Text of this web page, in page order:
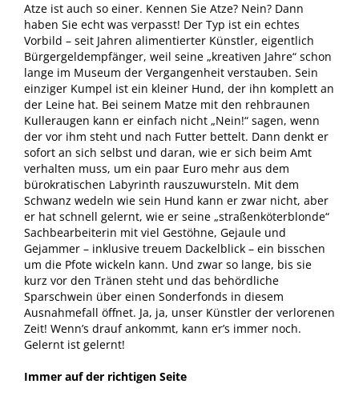
Atze ist auch so einer. Kennen Sie Atze? Nein? Dann
haben Sie echt was verpasst! Der Typ ist ein echtes
Vorbild – seit Jahren alimentierter Künstler, eigentlich
Bürgergeldempfänger, weil seine „kreativen Jahre“ schon
lange im Museum der Vergangenheit verstauben. Sein
einziger Kumpel ist ein kleiner Hund, der ihn komplett an
der Leine hat. Bei seinem Matze mit den rehbraunen
Kulleraugen kann er einfach nicht „Nein!“ sagen, wenn
der vor ihm steht und nach Futter bettelt. Dann denkt er
sofort an sich selbst und daran, wie er sich beim Amt
verhalten muss, um ein paar Euro mehr aus dem
bürokratischen Labyrinth rauszuwursteln. Mit dem
Schwanz wedeln wie sein Hund kann er zwar nicht, aber
er hat schnell gelernt, wie er seine „straßenköterblonde“
Sachbearbeiterin mit viel Gestöhne, Gejaule und
Gejammer – inklusive treuem Dackelblick – ein bisschen
um die Pfote wickeln kann. Und zwar so lange, bis sie
kurz vor den Tränen steht und das behördliche
Sparschwein über einen Sonderfonds in diesem
Ausnahmefall öffnet. Ja, ja, unser Künstler der verlorenen
Zeit! Wenn’s drauf ankommt, kann er’s immer noch.
Gelernt ist gelernt!
Immer auf der richtigen Seite